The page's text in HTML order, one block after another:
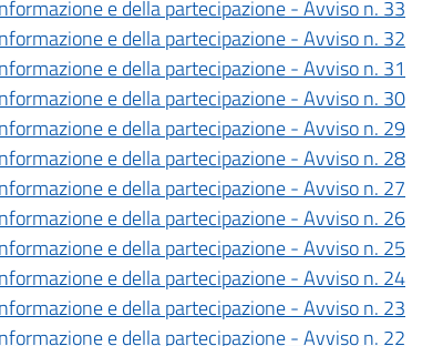
e della partecipazione - Avviso n. 33
e della partecipazione - Avviso n. 32
e della partecipazione - Avviso n. 31
e della partecipazione - Avviso n. 30
e della partecipazione - Avviso n. 29
e della partecipazione - Avviso n. 28
e della partecipazione - Avviso n. 27
e della partecipazione - Avviso n. 26
e della partecipazione - Avviso n. 25
e della partecipazione - Avviso n. 24
e della partecipazione - Avviso n. 23
e della partecipazione - Avviso n. 22